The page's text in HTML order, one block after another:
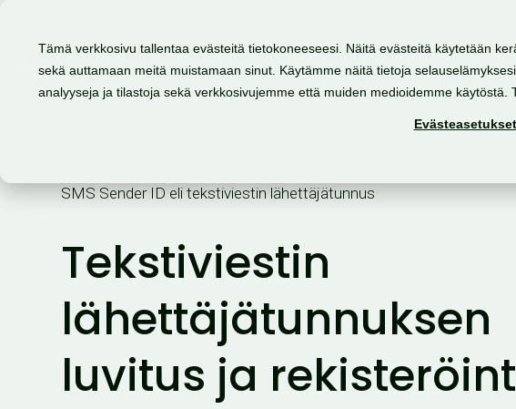
Tämä verkkosivu tallentaa evästeitä tietokoneeseesi. Näitä evästeitä käytetään
sekä auttamaan meitä muistamaan sinut. Käytämme näitä tietoja
analyyseja ja tilastoja sekä verkkosivujemme että muiden medioidemme käytöstä.
Evästeasetukset
Tuote Mahdollisuudet Resurssit
SMS Sender ID eli tekstiviestin lähettäjätunnus
Tekstiviestin
lähettäjätunnuksen
luvitus ja